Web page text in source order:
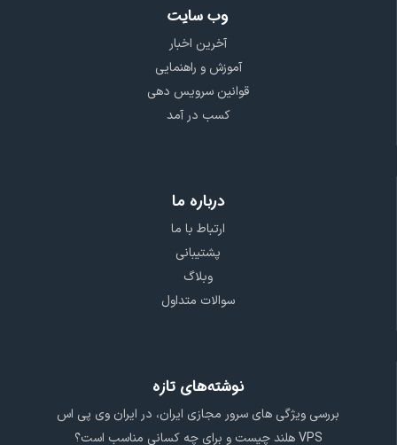
وب سایت
آخرین اخبار
آموزش و راهنمایی
قوانین سرویس دهی
کسب در آمد
درباره ما
ارتباط با ما
پشتیبانی
وبلاگ
سوالات متداول
نوشته‌های تازه
بررسی ویژگی‌ های سرور مجازی ایران، در ایران وی پی اس
VPS هلند چیست و برای چه کسانی مناسب است؟